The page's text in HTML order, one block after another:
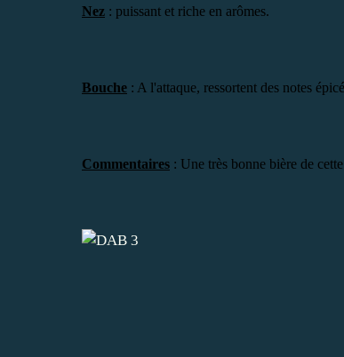
Nez : puissant et riche en arômes.
Bouche : A l'attaque, ressortent des notes
Commentaires : Une très bonne bière de